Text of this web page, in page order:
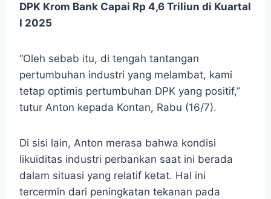
DPK Krom Bank Capai Rp 4,6 Triliun di Kuartal
l 2025
“Oleh sebab itu, di tengah tantangan
pertumbuhan industri yang melambat, kami
tetap optimis pertumbuhan DPK yang positif,”
tutur Anton kepada Kontan, Rabu (16/7).
Di sisi lain, Anton merasa bahwa kondisi
likuiditas industri perbankan saat ini berada
dalam situasi yang relatif ketat. Hal ini
tercermin dari peningkatan tekanan pada